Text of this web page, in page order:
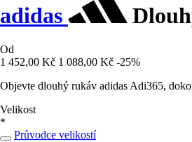
adidas
Od
1 452,00 Kč 1 088,00 Kč -25%
Objevte dlouhý rukáv adidas Adi365,
Velikost
*
Průvodce velikostí